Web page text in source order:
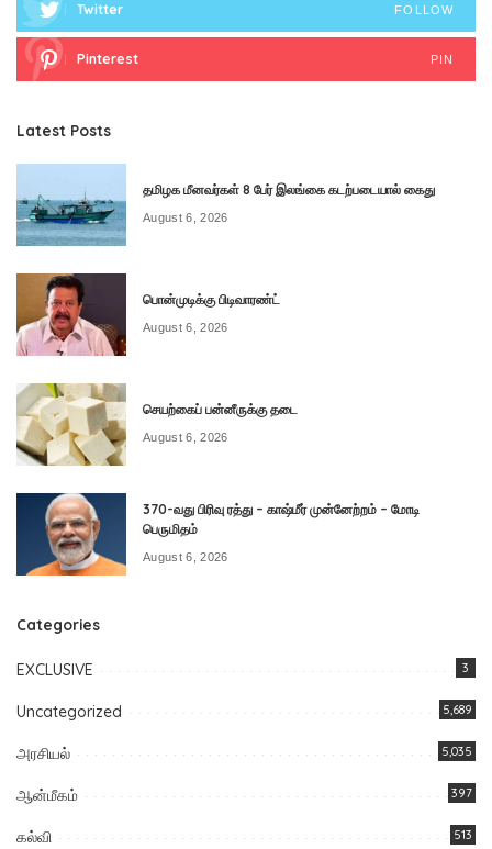
Twitter FOLLOW
Pinterest PIN
Latest Posts
தமிழக மீனவர்கள் 8 பேர் இலங்கை கடற்படையால் கைது
August 6, 2026
பொன்முடிக்கு பிடிவாரண்ட்
August 6, 2026
செயற்கைப் பன்னீருக்கு தடை
August 6, 2026
370-வது பிரிவு ரத்து – காஷ்மீர் முன்னேற்றம் – மோடி
பெருமிதம்
August 6, 2026
Categories
EXCLUSIVE 3
Uncategorized 5,689
அரசியல் 5,035
ஆன்மீகம் 397
கல்வி 513